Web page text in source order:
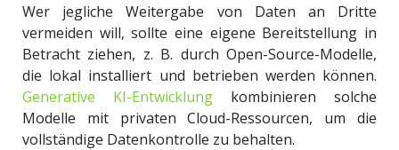
Wer jegliche Weitergabe von Daten an Dritte
vermeiden will, sollte eine eigene Bereitstellung in
Betracht ziehen, z. B. durch Open-Source-Modelle,
die lokal installiert und betrieben werden können.
Generative KI-Entwicklung kombinieren solche
Modelle mit privaten Cloud-Ressourcen, um die
vollständige Datenkontrolle zu behalten.